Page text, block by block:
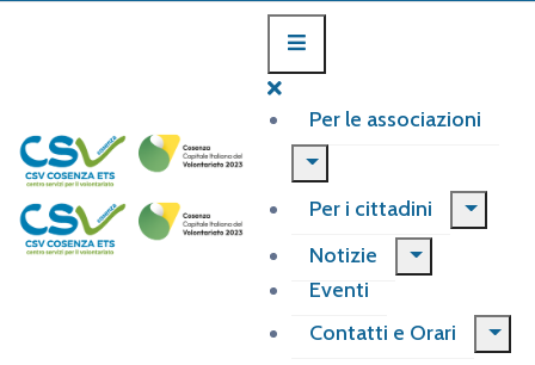
Per le associazioni
Per i cittadini
Notizie
Eventi
Contatti e Orari